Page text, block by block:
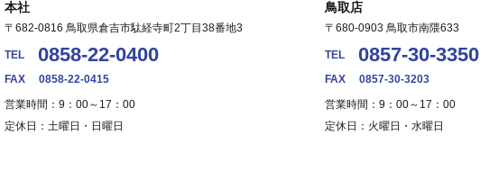
本社
〒682-0816 鳥取県倉吉市駄経寺町2丁目38番地3
TEL 0858-22-0400
FAX
0858-22-0415
営業時間：9：00～17：00
定休日：土曜日・日曜日
鳥取店
〒680-0903 鳥取市南隈633
TEL 0857-30-3350
FAX
0857-30-3203
営業時間：9：00～17：00
定休日：火曜日・水曜日